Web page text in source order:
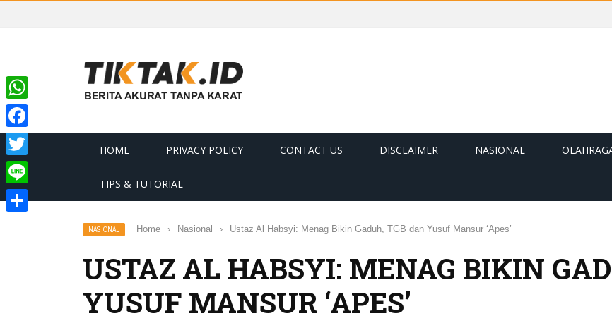
HOME PRIVACY POLICY CONTACT US DISCLAIMER NASIONAL
TIPS & TUTORIAL
NASIONAL Home › Nasional › Ustaz Al Habsyi: Menag Bikin Gaduh, TGB dan Yusuf Mansur ‘Apes’
USTAZ AL HABSYI: MENAG BIKIN
YUSUF MANSUR ‘APES’
WhatsApp
Facebook
Twitter
Line